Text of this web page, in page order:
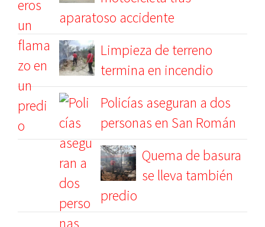
aparatoso accidente
Limpieza de terreno
termina en incendio
Policías aseguran a dos
personas en San Román
Quema de basura
se lleva también
predio